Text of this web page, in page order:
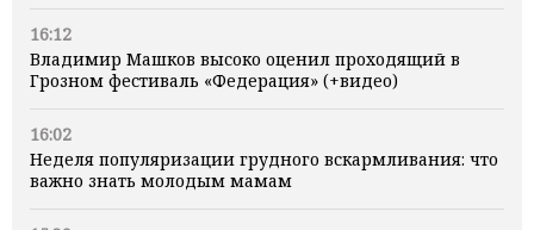
16:12
Владимир Машков высоко оценил проходящий в
Грозном фестиваль «Федерация» (+видео)
16:02
Неделя популяризации грудного вскармливания: что
важно знать молодым мамам